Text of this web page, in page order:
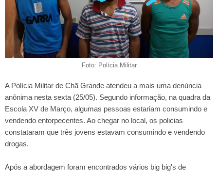
Foto: Polícia Militar
A Polícia Militar de Chã Grande atendeu a mais uma denúncia
anônima nesta sexta (25/05). Segundo informação, na quadra da
Escola XV de Março, algumas pessoas estariam consumindo e
vendendo entorpecentes. Ao chegar no local, os policias
constataram que três jovens estavam consumindo e vendendo
drogas.
Após a abordagem foram encontrados vários big big's de